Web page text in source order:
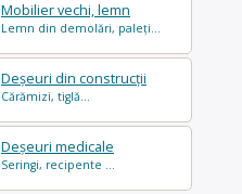
Mobilier vechi, lemn
Lemn din demolări, paleți...
Deșeuri din construcții
Cărămizi, tiglă...
Deșeuri medicale
Seringi, recipente ...